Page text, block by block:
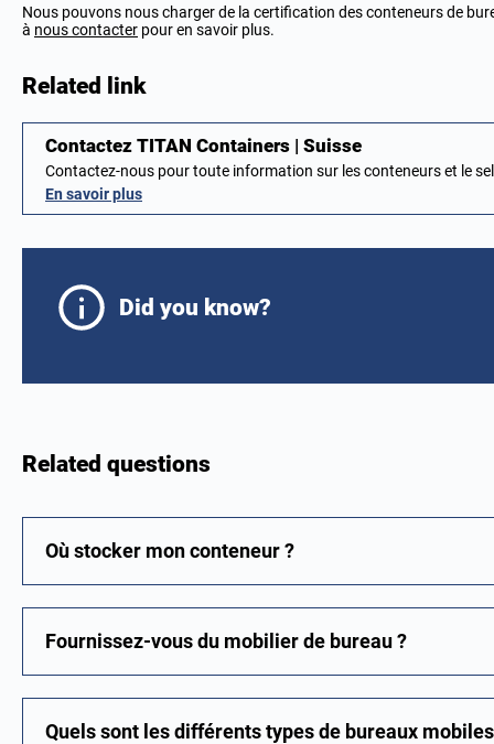
Nous pouvons nous charger de la certification des conteneurs de
à nous contacter pour en savoir plus.
Related link
Contactez TITAN Containers | Suisse
Contactez-nous pour toute information sur les conteneurs et le
En savoir plus
Did you know?
Related questions
Où stocker mon conteneur ?
Fournissez-vous du mobilier de bureau ?
Quels sont les différents types de bureaux